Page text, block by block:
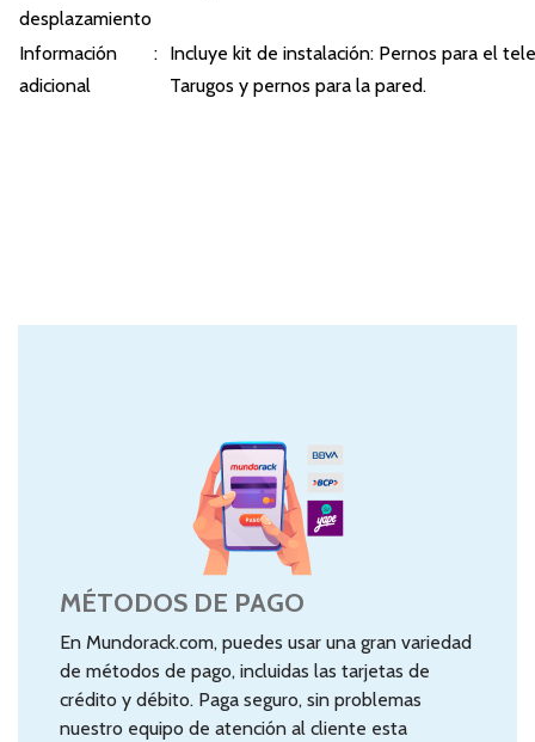
desplazamiento
Información
adicional
: Incluye kit de instalación: Pernos para el
Tarugos y pernos para la pared.
MÉTODOS DE PAGO
En Mundorack.com, puedes usar una gran variedad
de métodos de pago, incluidas las tarjetas de
crédito y débito. Paga seguro, sin problemas
nuestro equipo de atención al cliente esta